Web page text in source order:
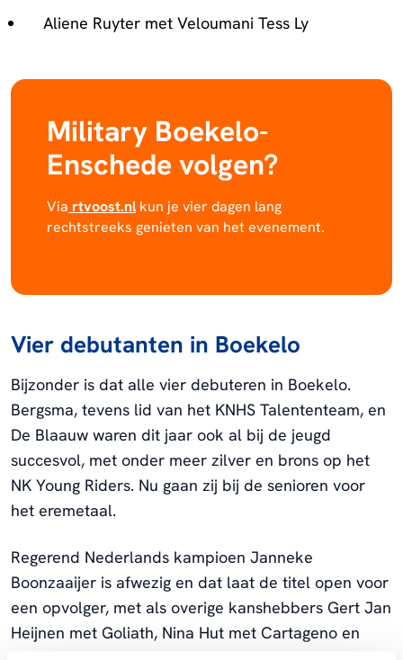
Aliene Ruyter met Veloumani Tess Ly
Military Boekelo-
Enschede volgen?
Via rtvoost.nl kun je vier dagen lang
rechtstreeks genieten van het evenement.
Vier debutanten in Boekelo
Bijzonder is dat alle vier debuteren in Boekelo.
Bergsma, tevens lid van het KNHS Talententeam, en
De Blaauw waren dit jaar ook al bij de jeugd
succesvol, met onder meer zilver en brons op het
NK Young Riders. Nu gaan zij bij de senioren voor
het eremetaal.
Regerend Nederlands kampioen Janneke
Boonzaaijer is afwezig en dat laat de titel open voor
een opvolger, met als overige kanshebbers Gert Jan
Heijnen met Goliath, Nina Hut met Cartageno en